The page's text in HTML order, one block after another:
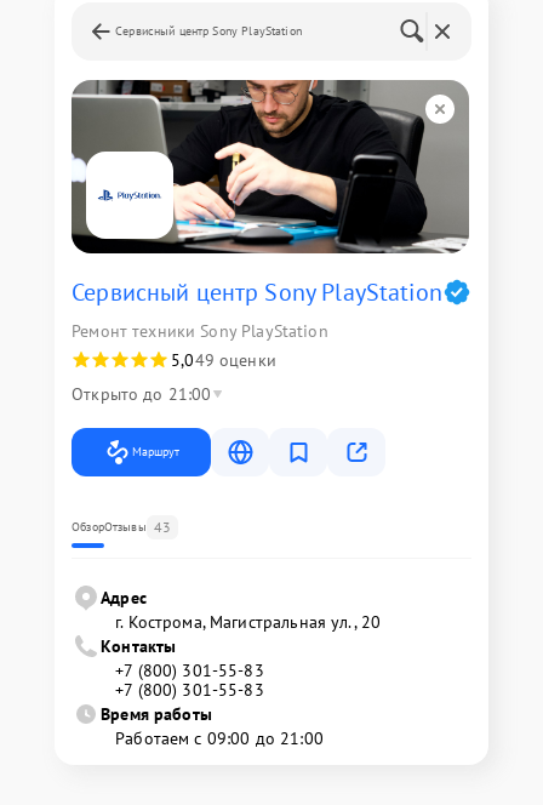
Сервисный центр Sony PlayStation
Сервисный центр Sony PlayStation
Ремонт техники Sony PlayStation
5,049 оценки
Открыто до 21:00
Маршрут
ОбзорОтзывы 43
Адрес
г. Кострома, Магистральная ул., 20
Контакты
+7 (800) 301-55-83
+7 (800) 301-55-83
Время работы
Работаем с 09:00 до 21:00